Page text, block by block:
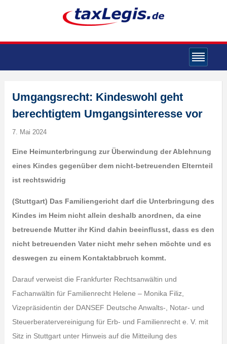
Umgangsrecht: Kindeswohl geht
berechtigtem Umgangsinteresse vor
7. Mai 2024
Eine Heimunterbringung zur Überwindung der Ablehnung
eines Kindes gegenüber dem nicht-betreuenden Elternteil
ist rechtswidrig
(Stuttgart) Das Familiengericht darf die Unterbringung des
Kindes im Heim nicht allein deshalb anordnen, da eine
betreuende Mutter ihr Kind dahin beeinflusst, dass es den
nicht betreuenden Vater nicht mehr sehen möchte und es
deswegen zu einem Kontaktabbruch kommt.
Darauf verweist die Frankfurter Rechtsanwältin und
Fachanwältin für Familienrecht Helene – Monika Filiz,
Vizepräsidentin der DANSEF Deutsche Anwalts-, Notar- und
Steuerberatervereinigung für Erb- und Familienrecht e. V. mit
Sitz in Stuttgart unter Hinweis auf die Mitteilung des